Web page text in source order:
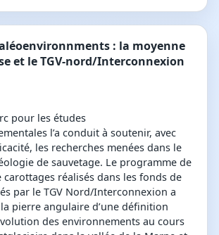
: la moyenne
et le TGV-nord/Interconnexion
pour les études
l’a conduit à soutenir, avec
les recherches menées dans le
de sauvetage. Le programme de
carottages réalisés dans les fonds de
par le TGV Nord/Interconnexion a
pierre angulaire d’une définition
des environnements au cours